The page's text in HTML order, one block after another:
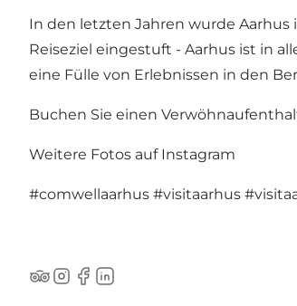
In den letzten Jahren wurde Aarhus
Reiseziel eingestuft - Aarhus ist in
eine Fülle von Erlebnissen in den
Buchen Sie einen
Weitere Fotos auf Instagram
#comwellaarhus #visitaarhus
TripAdvisor
Instagram
Facebook
LinkedIn